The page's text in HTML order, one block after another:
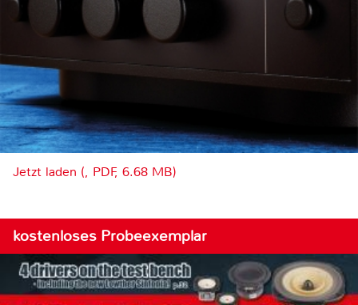
Jetzt laden (, PDF, 6.68 MB)
kostenloses Probeexemplar